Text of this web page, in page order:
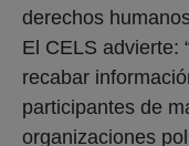
derechos
El CELS advierte:
recabar
participantes de
organizaciones